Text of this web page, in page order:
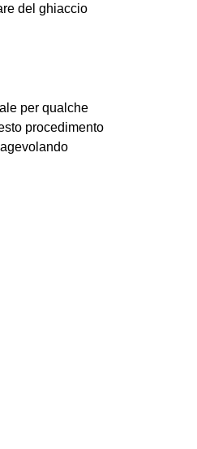
del ghiaccio
per qualche
procedimento